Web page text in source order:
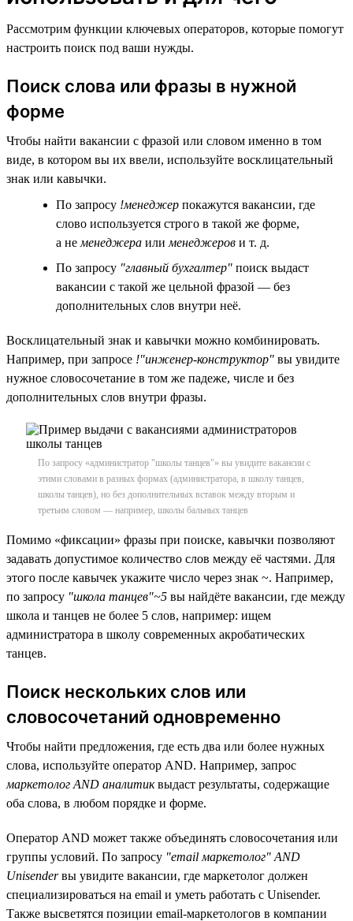
Рассмотрим функции ключевых операторов, которые помогут
настроить поиск под ваши нужды.
Поиск слова или фразы в нужной
форме
Чтобы найти вакансии с фразой или словом именно в том
виде, в котором вы их ввели, используйте восклицательный
знак или кавычки.
По запросу !менеджер покажутся вакансии, где
слово используется строго в такой же форме,
а не менеджера или менеджеров и т. д.
По запросу "главный бухгалтер" поиск выдаст
вакансии с такой же цельной фразой — без
дополнительных слов внутри неё.
Восклицательный знак и кавычки можно комбинировать.
Например, при запросе !"инженер-конструктор" вы увидите
нужное словосочетание в том же падеже, числе и без
дополнительных слов внутри фразы.
По запросу «администратор "школы танцев"» вы увидите вакансии с
этими словами в разных формах (администратора, в школу танцев,
школы танцев), но без дополнительных вставок между вторым и
третьим словом — например, школы бальных танцев
Помимо «фиксации» фразы при поиске, кавычки позволяют
задавать допустимое количество слов между её частями. Для
этого после кавычек укажите число через знак ~. Например,
по запросу "школа танцев"~5 вы найдёте вакансии, где между
школа и танцев не более 5 слов, например: ищем
администратора в школу современных акробатических
танцев.
Поиск нескольких слов или
словосочетаний одновременно
Чтобы найти предложения, где есть два или более нужных
слова, используйте оператор AND. Например, запрос
маркетолог AND аналитиквыдаст результаты, содержащие
оба слова, в любом порядке и форме.
Оператор AND может также объединять словосочетания или
группы условий. По запросу "email маркетолог" AND
Unisenderвы увидите вакансии, где маркетолог должен
специализироваться на email и уметь работать с Unisender.
Также высветятся позиции email-маркетологов в компании